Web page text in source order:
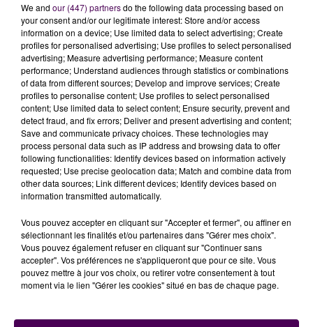
SAPN, âgée de 28 ans, ont été dirigésvers le CHU de
Caen, légèrement blessés. En amont du lieu de
l’accident,plusieurs kilomètres de ralentissements
étaient recensés en fin d’après-midi.
À LA UNE
7 août 2026
Gagnez vos pass pour le V and B Fest' 2026 !
We and our (447) partnersdo the following data processing based on
your consent and/or our legitimate interest: Store and/or access
information on a device; Use limited data to select advertising; Create
profiles for personalised advertising; Use profiles to select personalised
advertising; Measure advertising performance; Measure content
performance; Understand audiences through statistics or combinations
of data from different sources; Develop and improve services; Create
profiles to personalise content; Use profiles to select personalised
content; Use limited data to select content; Ensure security, prevent and
detect fraud, and fix errors; Deliver and present advertising and content;
Save and communicate privacy choices. These technologies may
process personal data such as IP address and browsing data to offer
following functionalities: Identify devices based on information actively
requested; Use precise geolocation data; Match and combine data from
other data sources; Link different devices; Identify devices based on
information transmitted automatically.
Vous pouvez accepter en cliquant sur "Accepter et fermer", ou affiner en
sélectionnant les finalités et/ou partenaires dans "Gérer mes choix".
Vous pouvez également refuser en cliquant sur "Continuer sans
accepter". Vos préférences ne s'appliqueront que pour ce site. Vous
pouvez mettre à jour vos choix, ou retirer votre consentement à tout
moment via le lien "Gérer les cookies" situé en bas de chaque page.